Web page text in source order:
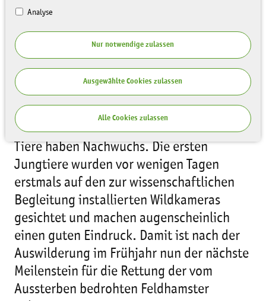
Analyse
Nur notwendige zulassen
Ausgewählte Cookies zulassen
Alle Cookies zulassen
Erfolgsmeldung von der
Auswilderungsfläche der Feldhamster in
Nordsachsen: Die im Mai ausgewilderten
Tiere haben Nachwuchs. Die ersten
Jungtiere wurden vor wenigen Tagen
erstmals auf den zur wissenschaftlichen
Begleitung installierten Wildkameras
gesichtet und machen augenscheinlich
einen guten Eindruck. Damit ist nach der
Auswilderung im Frühjahr nun der nächste
Meilenstein für die Rettung der vom
Aussterben bedrohten Feldhamster